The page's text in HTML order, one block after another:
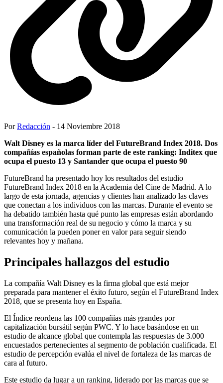
PorRedacción - 14 Noviembre 2018
Walt Disney es la marca líder del FutureBrand Index 2018. Dos
compañías españolas forman parte de este ranking: Inditex que
ocupa el puesto 13 y Santander que ocupa el puesto 90
FutureBrand ha presentado hoy los resultados del estudio
FutureBrand Index 2018 en la Academia del Cine de Madrid. A lo
largo de esta jornada, agencias y clientes han analizado las claves
que conectan a los individuos con las marcas. Durante el evento se
ha debatido también hasta qué punto las empresas están abordando
una transformación real de su negocio y cómo la marca y su
comunicación la pueden poner en valor para seguir siendo
relevantes hoy y mañana.
Principales hallazgos del estudio
La compañía Walt Disney es la firma global que está mejor
preparada para mantener el éxito futuro, según el FutureBrand Index
2018, que se presenta hoy en España.
El Índice reordena las 100 compañías más grandes por
capitalización bursátil según PWC. Y lo hace basándose en un
estudio de alcance global que contempla las respuestas de 3.000
encuestados pertenecientes al segmento de población cualificada. El
estudio de percepción evalúa el nivel de fortaleza de las marcas de
cara al futuro.
Este estudio da lugar a un ranking, liderado por las marcas que se